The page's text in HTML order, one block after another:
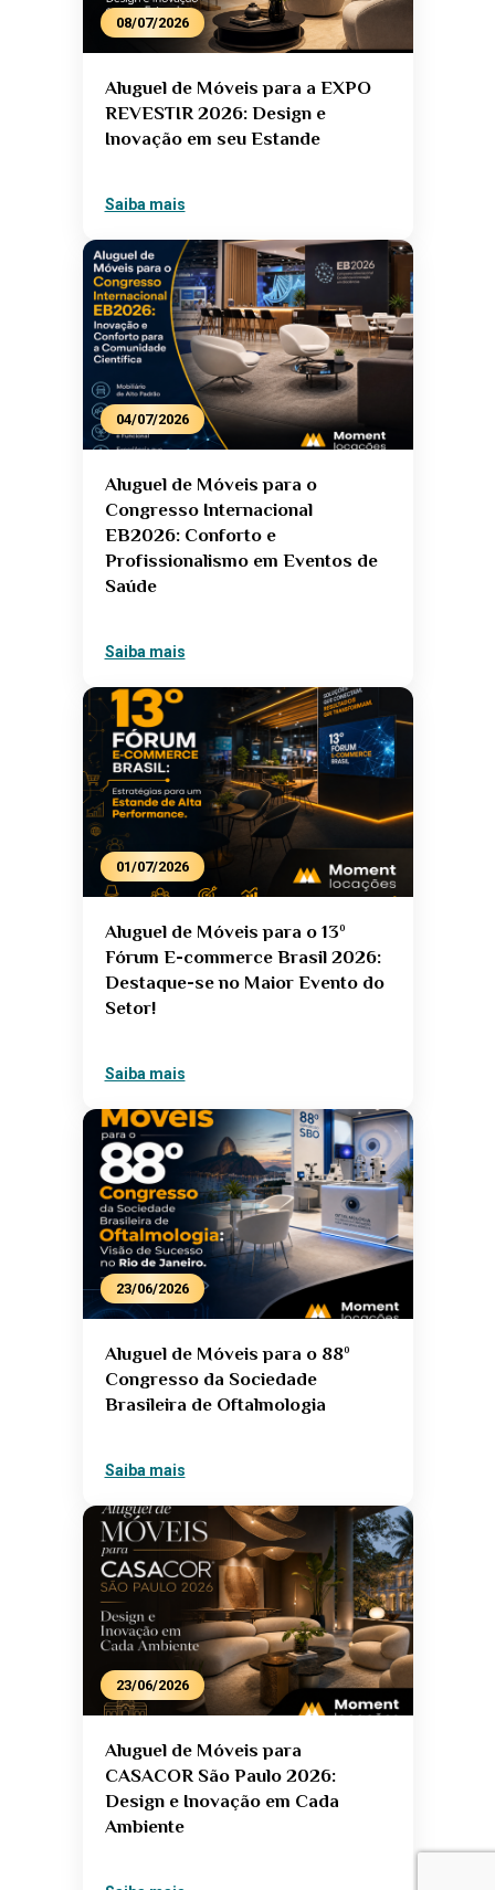
08/07/2026
Aluguel de Móveis para a EXPO
REVESTIR 2026: Design e
Inovação em seu Estande
Saiba mais
04/07/2026
Aluguel de Móveis para o
Congresso Internacional
EB2026: Conforto e
Profissionalismo em Eventos de
Saúde
Saiba mais
01/07/2026
Aluguel de Móveis para o 13º
Fórum E-commerce Brasil 2026:
Destaque-se no Maior Evento do
Setor!
Saiba mais
23/06/2026
Aluguel de Móveis para o 88º
Congresso da Sociedade
Brasileira de Oftalmologia
Saiba mais
23/06/2026
Aluguel de Móveis para
CASACOR São Paulo 2026:
Design e Inovação em Cada
Ambiente